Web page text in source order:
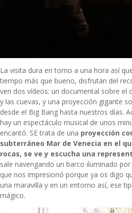
La visita dura en torno a una hora así
tiempo más que bueno, disfrutan del
ven dos vídeos: un documental sobre el
y las cuevas, y una proyección gigante
desde el Big Bang hasta nuestros días.
hay un espectáculo musical de unos
encantó. SE trata de una proyección
subterráneo Mar de Venecia en el
rocas, se ve y escucha una
sale navengando un barco iluminado
que nos impresionó porque ya os digo
una maravilla y en un entorno así, ese
mágico.